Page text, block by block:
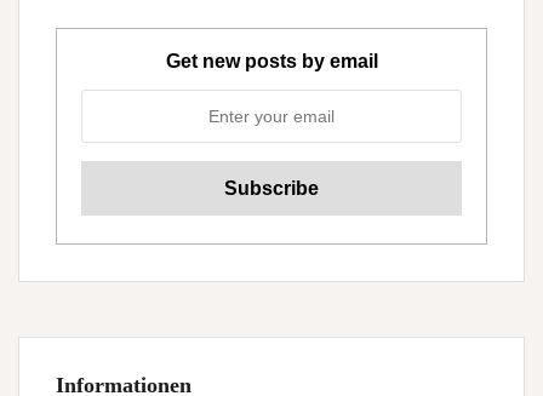
Get new posts by email
Informationen